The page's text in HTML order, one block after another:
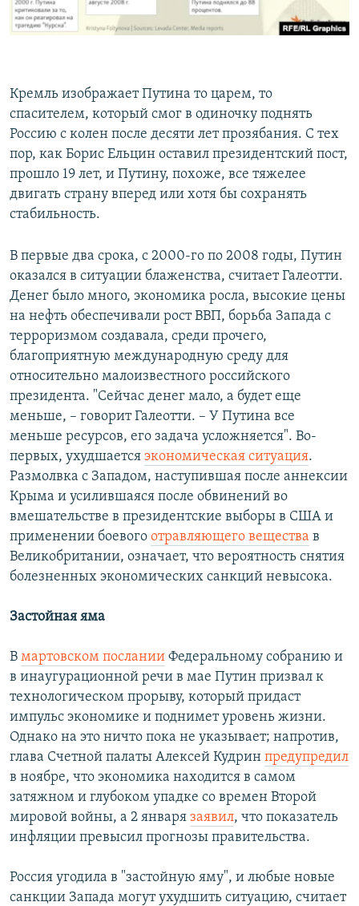
Кремль изображает Путина то царем, то
спасителем, который смог в одиночку поднять
Россию с колен после десяти лет прозябания. С тех
пор, как Борис Ельцин оставил президентский пост,
прошло 19 лет, и Путину, похоже, все тяжелее
двигать страну вперед или хотя бы сохранять
стабильность.
В первые два срока, с 2000-го по 2008 годы, Путин
оказался в ситуации блаженства, считает Галеотти.
Денег было много, экономика росла, высокие цены
на нефть обеспечивали рост ВВП, борьба Запада с
терроризмом создавала, среди прочего,
благоприятную международную среду для
относительно малоизвестного российского
президента. "Сейчас денег мало, а будет еще
меньше, – говорит Галеотти. – У Путина все
меньше ресурсов, его задача усложняется". Во-
первых, ухудшается экономическая ситуация.
Размолвка с Западом, наступившая после аннексии
Крыма и усилившаяся после обвинений во
вмешательстве в президентские выборы в США и
применении боевого отравляющего вещества в
Великобритании, означает, что вероятность снятия
болезненных экономических санкций невысока.
Застойная яма
В мартовском послании Федеральному собранию и
в инаугурационной речи в мае Путин призвал к
технологическом прорыву, который придаст
импульс экономике и поднимет уровень жизни.
Однако на это ничто пока не указывает; напротив,
глава Счетной палаты Алексей Кудрин предупредил
в ноябре, что экономика находится в самом
затяжном и глубоком упадке со времен Второй
мировой войны, а 2 января заявил, что показатель
инфляции превысил прогнозы правительства.
Россия угодила в "застойную яму", и любые новые
санкции Запада могут ухудшить ситуацию, считает